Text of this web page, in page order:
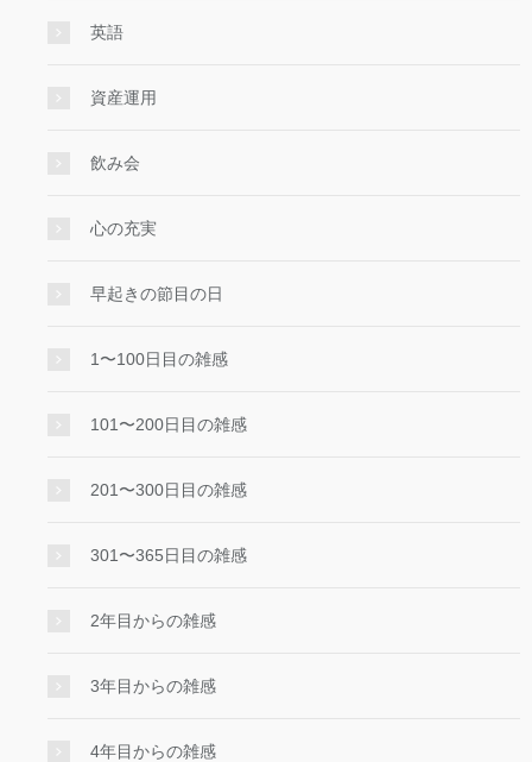
英語
資産運用
飲み会
心の充実
早起きの節目の日
1〜100日目の雑感
101〜200日目の雑感
201〜300日目の雑感
301〜365日目の雑感
2年目からの雑感
3年目からの雑感
4年目からの雑感